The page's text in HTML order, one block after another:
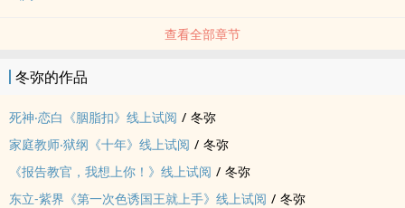
查看全部章节
冬弥的作品
死神‧恋白《胭脂扣》线上试阅 / 冬弥
家庭教师‧狱纲《十年》线上试阅 / 冬弥
《报告教官，我想上你！》线上试阅 / 冬弥
东立-紫界《第一次‍‌色‍诱‎‌国王就上手》线上试阅 / 冬弥